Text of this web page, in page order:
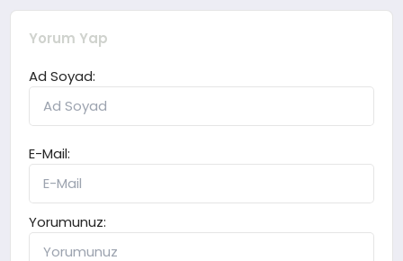
Yorum Yap
Ad Soyad:
E-Mail:
Yorumunuz: